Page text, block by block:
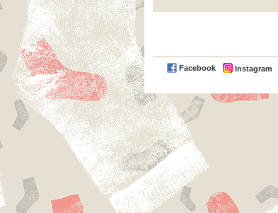
Facebook Instagram